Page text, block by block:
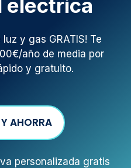
eléctrica
y gas GRATIS! Te
año de media por
y gratuito.
AHORRA
personalizada gratis